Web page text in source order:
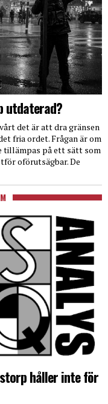
utdaterad?
det är att dra gränsen
fria ordet. Frågan är om
tillämpas på ett sätt som
oförutsägbar. De
håller inte för